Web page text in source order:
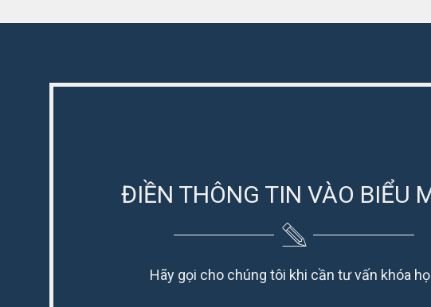
ĐIỀN THÔNG TIN VÀO BIỂU
Hãy gọi cho chúng tôi khi cần tư vấn khóa